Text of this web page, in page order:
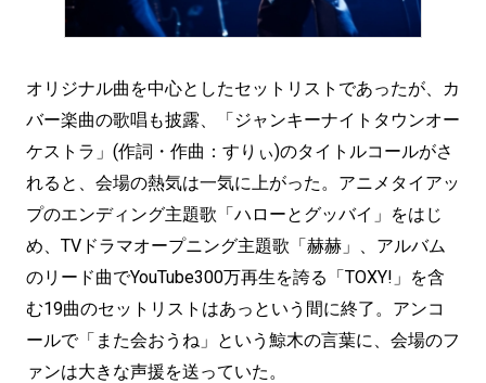
オリジナル曲を中心としたセットリストであったが、カ
バー楽曲の歌唱も披露、「ジャンキーナイトタウンオー
ケストラ」(作詞・作曲：すりぃ)のタイトルコールがさ
れると、会場の熱気は一気に上がった。アニメタイアッ
プのエンディング主題歌「ハローとグッバイ」をはじ
め、TVドラマオープニング主題歌「赫赫」、アルバム
のリード曲でYouTube300万再生を誇る「TOXY!」を含
む19曲のセットリストはあっという間に終了。アンコ
ールで「また会おうね」という鯨木の言葉に、会場のフ
ァンは大きな声援を送っていた。